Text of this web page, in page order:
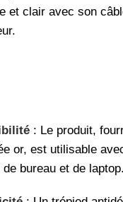
et clair avec son
: Le produit,
or, est utilisable
de bureau et de laptop.